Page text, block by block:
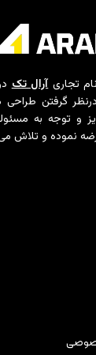
تجاریآرال تک
گرفتن
و توجه به
نموده و تلاش